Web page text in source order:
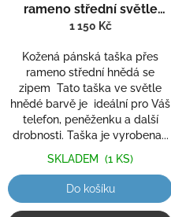
rameno střední světle
hnědá se zipem 807
1 150 Kč
Kožená pánská taška přes
rameno střední hnědá se
zipem Tato taška ve světle
hnědé barvě je ideální pro Váš
telefon, peněženku a další
drobnosti. Taška je vyrobena...
SKLADEM (1 KS)
Do košíku